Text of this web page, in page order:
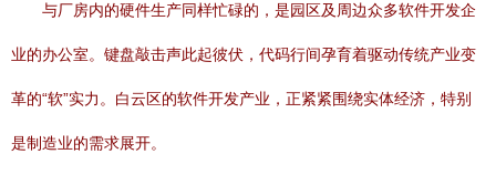
与厂房内的硬件生产同样忙碌的，是园区及周边众多软件开发企
业的办公室。键盘敲击声此起彼伏，代码行间孕育着驱动传统产业变
革的“软”实力。白云区的软件开发产业，正紧紧围绕实体经济，特别
是制造业的需求展开。